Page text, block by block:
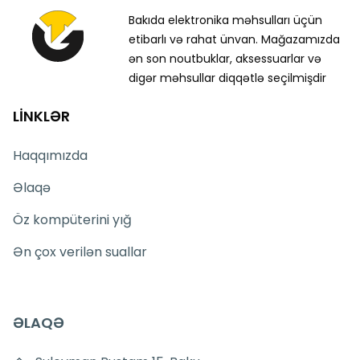
İstər Wi-Fi siqnal gücləndirici modelləri istərsə də
digər şəbəkə avadanlıqları ilə bağlı suallarınızı
saytımız vasitəsilə bizə yaza bilərsiniz.
Seçim etməkdə məsləhətə ehtiyacınız varsa təcrübəli
mütəxəssislərimiz hər gün 10:00-19:00 saatlarında
modeli ilə bağlı bütün suallarınızı saytımızın canlı
dəstək xəttində cavablandırmağa hər daim
hazırıq.
email ilə qeydiyyat edə və ya WhatsApp nömrəmizə
Bakıda elektronika məhsulları üçün
etibarlı və rahat ünvan. Mağazamızda
ən son noutbuklar, aksessuarlar və
digər məhsullar diqqətlə seçilmişdir
LİNKLƏR
Haqqımızda
Əlaqə
Öz kompüterini yığ
Ən çox verilən suallar
ƏLAQƏ